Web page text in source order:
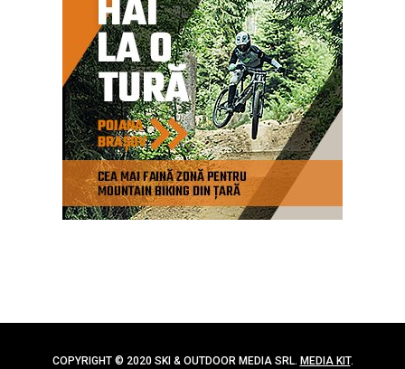
COPYRIGHT © 2020 SKI & OUTDOOR MEDIA SRL. MEDIA KIT.